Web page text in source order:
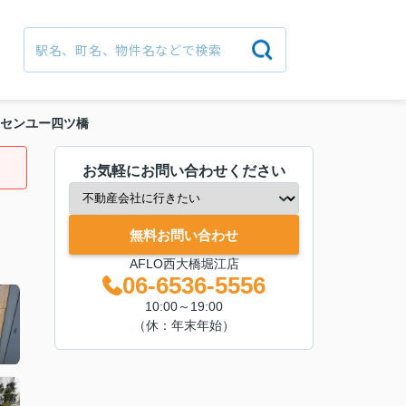
センユー四ツ橋
お気軽にお問い合わせください
無料お問い合わせ
AFLO西大橋堀江店
06-6536-5556
10:00～19:00
（休：年末年始）